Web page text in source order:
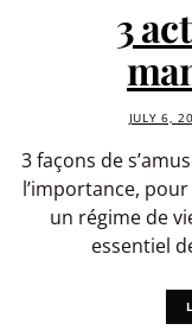
3
JULY 6,
3 façons de
l’importance,
un régime de
essentiel